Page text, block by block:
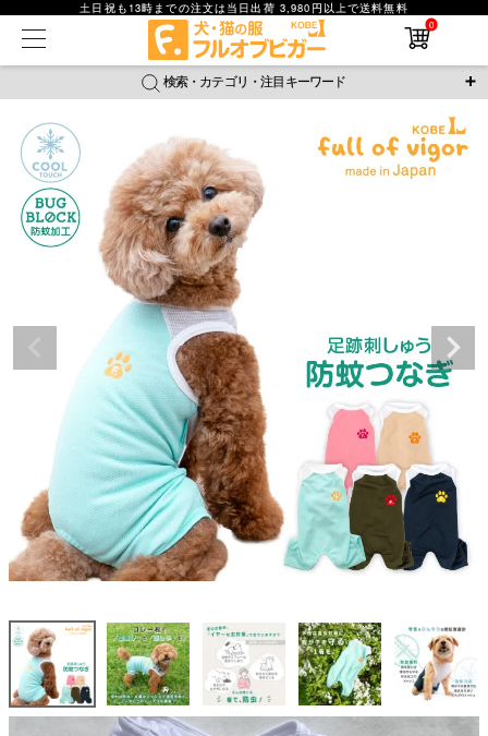
土日祝も13時までの注文は当日出荷 3,980円以上で送料無料
0
検索・カテゴリ・注目キーワード
＼注目ワード／
ジャージ 防蚊 腹巻 撥水レイン ラッシュガード
接触冷感 おそろコーデ
新作アイテム
返品・交換について
詳細検索
在庫なし商品
在庫なし商品を表示しない
並び順
新着順
価格が安い順
価格が高い順
レビュー数順
検索